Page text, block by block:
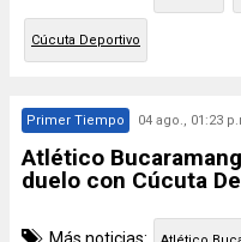
Cúcuta Deportivo
Primer Tiempo 04 ago., 01:23
Atlético
duelo con Cúcuta